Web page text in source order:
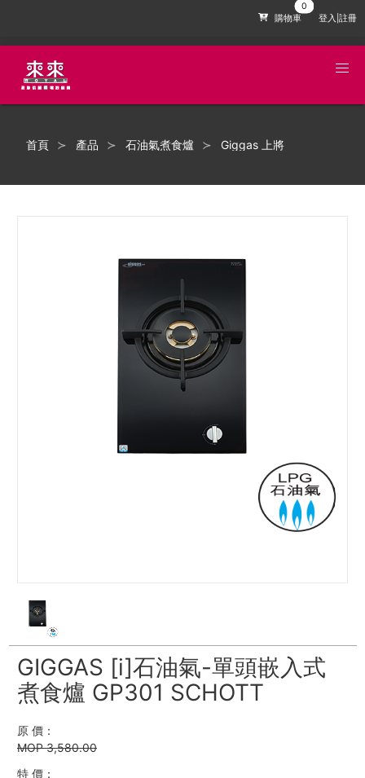
購物車 登入|註冊
首頁 產品 石油氣煮食爐 Giggas 上將
GIGGAS [i]石油氣-單頭嵌入式
煮食爐 GP301 SCHOTT
原 價：
MOP 3,580.00
特 價：